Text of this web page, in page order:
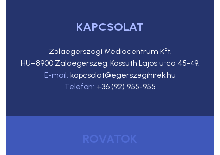
KAPCSOLAT
Zalaegerszegi Médiacentrum Kft.
HU–8900 Zalaegerszeg, Kossuth Lajos utca 45-49.
E-mail: kapcsolat@egerszegihirek.hu
Telefon: +36 (92) 955-955
ROVATOK